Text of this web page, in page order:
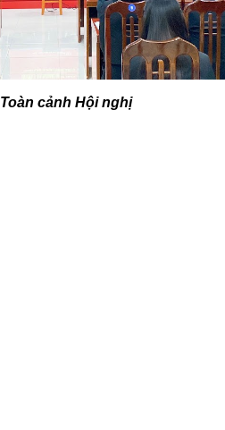
Toàn cảnh Hội nghị